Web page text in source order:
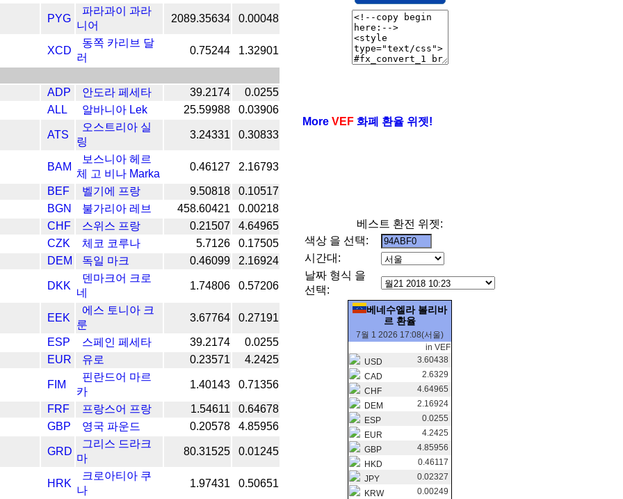
PYG
파라과이 과라
니어
2089.35634 0.00048
XCD
동쪽 카리브 달
러
0.75244 1.32901
ADP 안도라 페세타 39.2174
0.0255
ALL
알바니아 Lek 25.59988 0.03906
ATS
오스트리아 실
링
3.24331 0.30833
BAM
보스니아 헤르
체 고 비나 Marka
0.46127 2.16793
BEF 벨기에 프랑 9.50818
0.10517
BGN
불가리아 레브 458.60421
0.00218
CHF
스위스 프랑 0.21507
4.64965
CZK
체코 코루나 5.7126
0.17505
DEM
독일 마크 0.46099 2.16924
DKK
덴마크어 크로
네
1.74806 0.57206
EEK
에스 토니아 크
룬
3.67764 0.27191
ESP 스페인 페세타 39.2174
0.0255
EUR
유로 0.23571 4.2425
FIM
핀란드어 마르
카
1.40143 0.71356
FRF 프랑스어 프랑 1.54611
0.64678
GBP
영국 파운드 0.20578 4.85956
GRD
그리스 드라크
마
80.31525 0.01245
HRK
크로아티아 쿠
나
1.97431 0.50651
More VEF 화폐 환율 위젯!
베스트 환전 위젯:
색상 을 선택:
시간대:
날짜 형식 을
선택:
베네수엘라 볼리바
르 환율
7월 1 2026 17:08(서울)
in VEF
USD
3.60438
CAD
2.6329
CHF
4.64965
DEM
2.16924
ESP
0.0255
EUR
4.2425
GBP
4.85956
HKD
0.46117
JPY
0.02327
KRW
0.00249